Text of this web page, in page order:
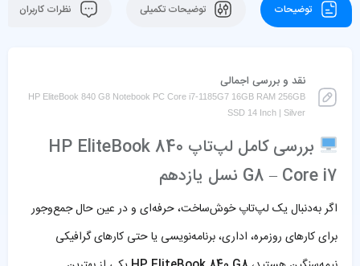
توضیحات توضیحات تکمیلی نظرات کاربران
نقد و بررسی اجمالی
HP EliteBook 840 G8 Notebook PC Core i7-1185G7 16GB RAM 256GB
SSD 14 Inch | Silver
بررسی کامل لپ‌تاپ HP EliteBook 840
G8 – Core i7 نسل یازدهم
اگر به‌دنبال یک لپ‌تاپ خوش‌ساخت، حرفه‌ای و در عین حال جمع‌وجور
برای کارهای روزمره، اداری، برنامه‌نویسی یا حتی کارهای گرافیکی